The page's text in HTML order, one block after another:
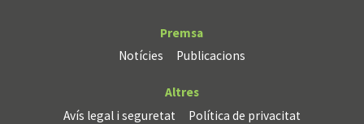
Premsa
Notícies
Publicacions
Altres
Avís legal i seguretat
Política de privacitat